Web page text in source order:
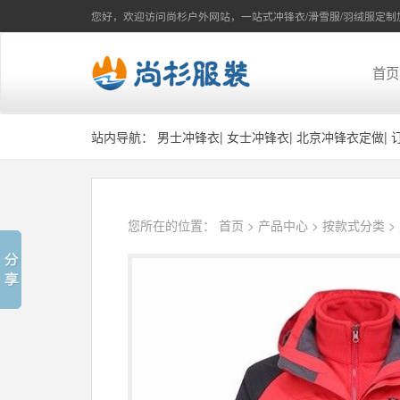
您好，欢迎访问尚杉户外网站，一站式冲锋衣/滑雪服/羽绒服定制
首页
站内导航： 男士冲锋衣| 女士冲锋衣| 北京冲锋衣定做|
您所在的位置： 首页 > 产品中心 > 按款式分类 >